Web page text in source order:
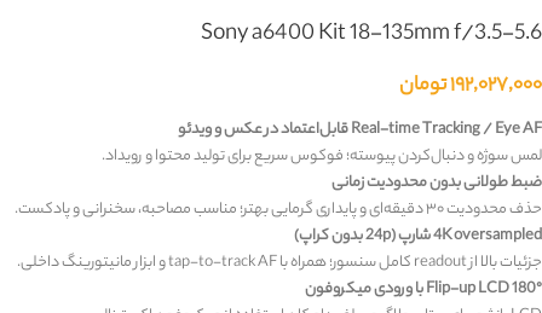
Sony a6400 Kit 18-135mm f/3.5-5.6
۱۹۲,۰۲۷,۰۰۰تومان
Real-time Tracking / Eye AF قابل‌اعتماد در عکس و ویدئو
لمس سوژه و دنبال‌کردن پیوسته؛ فوکوس سریع برای تولید محتوا و رویداد.
ضبط طولانی بدون محدودیت زمانی
حذف محدودیت ۳۰ دقیقه‌ای و پایداری گرمایی بهتر؛ مناسب مصاحبه، سخنرانی و پادکست.
4K oversampled شارپ (24p بدون کراپ)
جزئیات بالا از readout کامل سنسور؛ همراه با tap-to-track AF و ابزار مانیتورینگ داخلی.
Flip-up LCD 180° با ورودی میکروفون